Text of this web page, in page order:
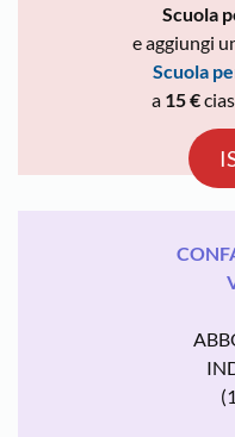
Scuola
e aggiungi
Scuola
a 15 €